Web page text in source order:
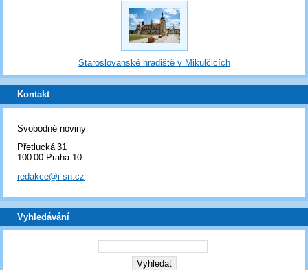
Staroslovanské hradiště v Mikulčicích
Kontakt
Svobodné noviny
Přetlucká 31
100 00 Praha 10
redakce@i-sn.cz
Vyhledávání